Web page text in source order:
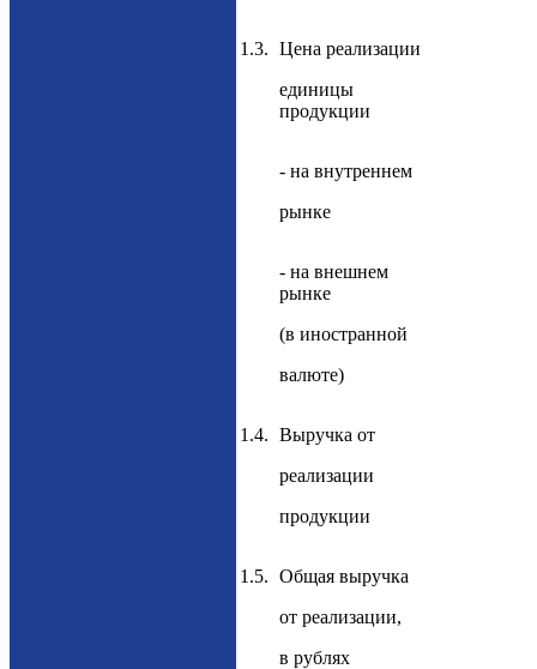
1.3. Цена реализации
единицы
продукции
- на внутреннем
рынке
- на внешнем
рынке
(в иностранной
валюте)
1.4. Выручка от
реализации
продукции
1.5. Общая выручка
от реализации,
в рублях